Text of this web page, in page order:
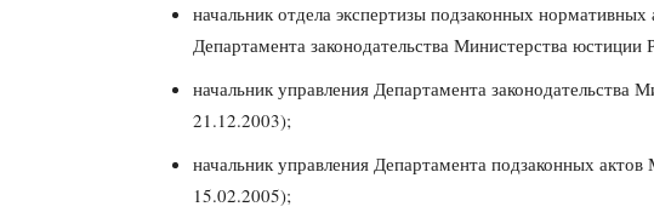
начальник отдела экспертизы подзаконных
Департамента законодательства Министерства
начальник управления Департамента
21.12.2003);
начальник управления Департамента подзаконных
15.02.2005);